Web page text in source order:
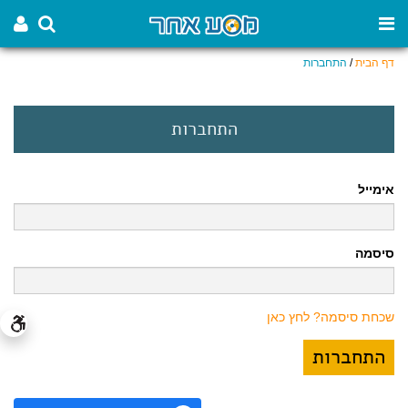
דף הבית/ התחברות
התחברות
אימייל
סיסמה
שכחת סיסמה? לחץ כאן